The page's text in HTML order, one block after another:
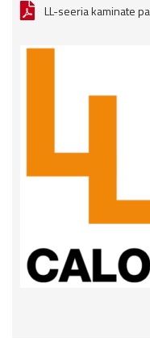
LL-seeria kaminate